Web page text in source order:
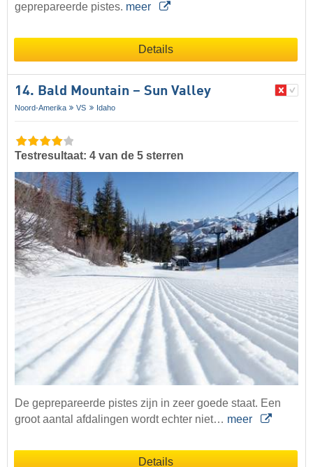
geprepareerde pistes. meer
Details
14. Bald Mountain – Sun Valley
Noord-Amerika VS Idaho
Testresultaat: 4 van de 5 sterren
De geprepareerde pistes zijn in zeer goede staat. Een
groot aantal afdalingen wordt echter niet… meer
Details